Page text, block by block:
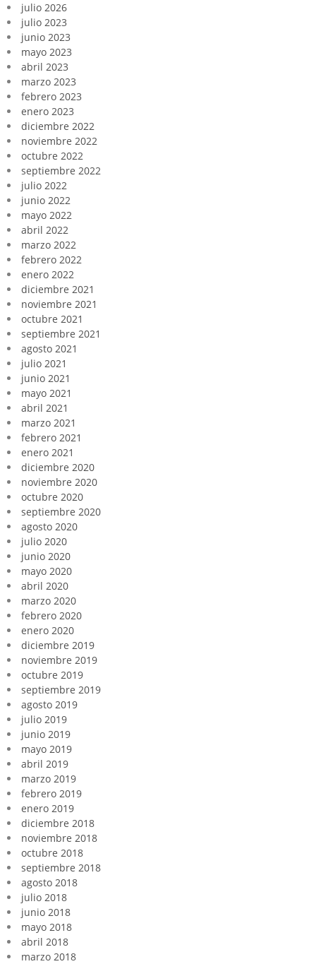
julio 2026
julio 2023
junio 2023
mayo 2023
abril 2023
marzo 2023
febrero 2023
enero 2023
diciembre 2022
noviembre 2022
octubre 2022
septiembre 2022
julio 2022
junio 2022
mayo 2022
abril 2022
marzo 2022
febrero 2022
enero 2022
diciembre 2021
noviembre 2021
octubre 2021
septiembre 2021
agosto 2021
julio 2021
junio 2021
mayo 2021
abril 2021
marzo 2021
febrero 2021
enero 2021
diciembre 2020
noviembre 2020
octubre 2020
septiembre 2020
agosto 2020
julio 2020
junio 2020
mayo 2020
abril 2020
marzo 2020
febrero 2020
enero 2020
diciembre 2019
noviembre 2019
octubre 2019
septiembre 2019
agosto 2019
julio 2019
junio 2019
mayo 2019
abril 2019
marzo 2019
febrero 2019
enero 2019
diciembre 2018
noviembre 2018
octubre 2018
septiembre 2018
agosto 2018
julio 2018
junio 2018
mayo 2018
abril 2018
marzo 2018